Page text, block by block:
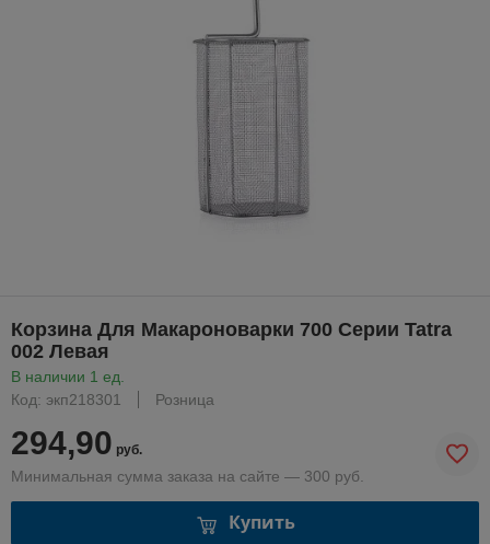
Корзина Для Макароноварки 700 Серии Tatra
002 Левая
В наличии 1 ед.
Код: экп218301
Розница
294,90 руб.
Минимальная сумма заказа на сайте — 300 руб.
Купить